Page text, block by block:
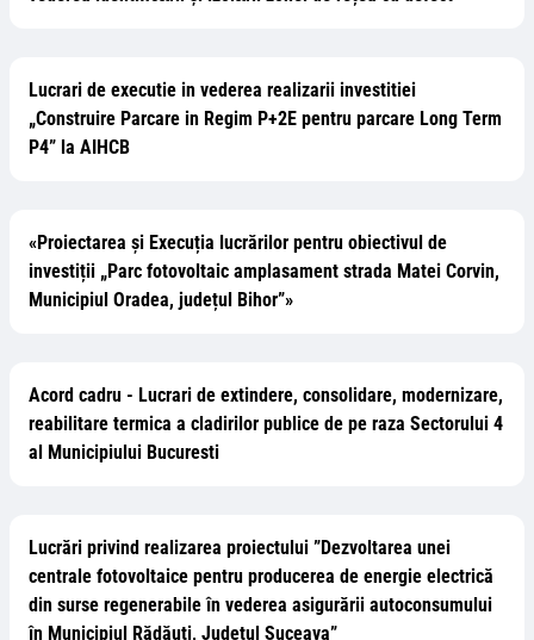
Lucrari de executie in vederea realizarii investitiei
„Construire Parcare in Regim P+2E pentru parcare Long Term
P4” la AIHCB
«Proiectarea și Execuția lucrărilor pentru obiectivul de
investiții „Parc fotovoltaic amplasament strada Matei Corvin,
Municipiul Oradea, județul Bihor”»
Acord cadru - Lucrari de extindere, consolidare, modernizare,
reabilitare termica a cladirilor publice de pe raza Sectorului 4
al Municipiului Bucuresti
Lucrări privind realizarea proiectului ”Dezvoltarea unei
centrale fotovoltaice pentru producerea de energie electrică
din surse regenerabile în vederea asigurării autoconsumului
în Municipiul Rădăuți, Județul Suceava”